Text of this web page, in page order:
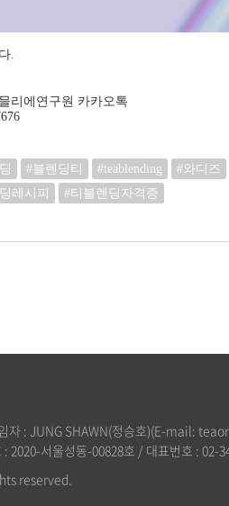
.
리에연구원 카카오톡
#블렌딩티 #teablending #와디즈
레시피
#티블렌딩자격증
자 : JUNG SHAWN(정승호)(E-mail:
2020-서울성동-00828호 / 대표번호 : 02-
reserved.